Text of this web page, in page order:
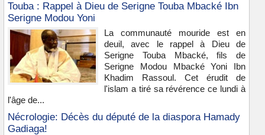
Touba : Rappel à Dieu de Serigne Touba Mbacké Ibn
Serigne Modou Yoni
La communauté mouride est en
deuil, avec le rappel à Dieu de
Serigne Touba Mbacké, fils de
Serigne Modou Mbacké Yoni Ibn
Khadim Rassoul. Cet érudit de
l'islam a tiré sa révérence ce lundi à
l'âge de...
Nécrologie: Décès du député de la diaspora Hamady
Gadiaga!